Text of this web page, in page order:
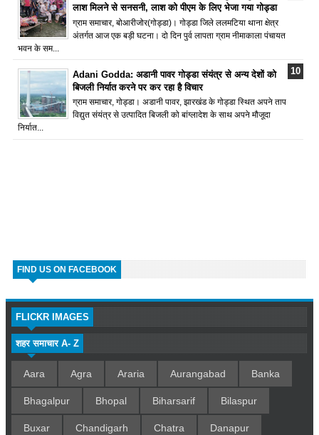
लाश मिलने से सनसनी, लाश को पीएम के लिए भेजा गया गोड्डा
ग्राम समाचार, बोआरीजोर(गोड्डा)। गोड्डा जिले ललमटिया थाना क्षेत्र
अंतर्गत आज एक बड़ी घटना। दो दिन पुर्व लापता ग्राम नीमाकाला पंचायत
भवन के सम...
Adani Godda: अडानी पावर गोड्डा संयंत्र से अन्य देशों को
बिजली निर्यात करने पर कर रहा है विचार
ग्राम समाचार, गोड्डा। अडानी पावर, झारखंड के गोड्डा स्थित अपने ताप
विद्युत संयंत्र से उत्पादित बिजली को बांग्लादेश के साथ अपने मौजूदा
निर्यात...
FIND US ON FACEBOOK
FLICKR IMAGES
शहर समाचार A- Z
Aara Agra Araria Aurangabad Banka
Bhagalpur Bhopal Biharsarif Bilaspur
Buxar Chandigarh Chatra Danapur